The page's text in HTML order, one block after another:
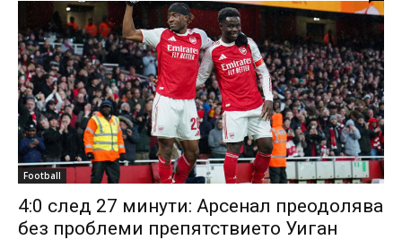
Football
4:0 след 27 минути: Арсенал преодолява
без проблеми препятствието Уиган